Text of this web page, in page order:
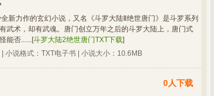
新力作的玄幻小说，又名《斗罗大陆Ⅱ绝世唐门》是斗罗系列
武术，却有武魂。唐门创立万年之后的斗罗大陆上，唐门式
能否......[斗罗大陆2绝世唐门TXT下载]
| 小说格式：TXT电子书 | 小说大小：10.6MB
0人下载